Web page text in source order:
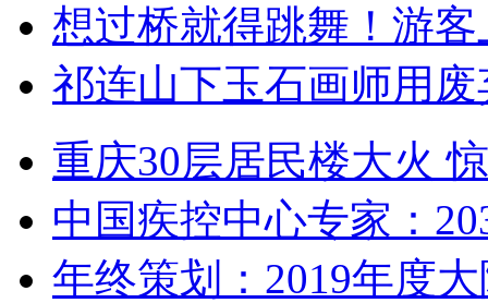
想过桥就得跳舞！游客
祁连山下玉石画师用
重庆30层居民楼大火
中国疾控中心专家：
年终策划：2019年度